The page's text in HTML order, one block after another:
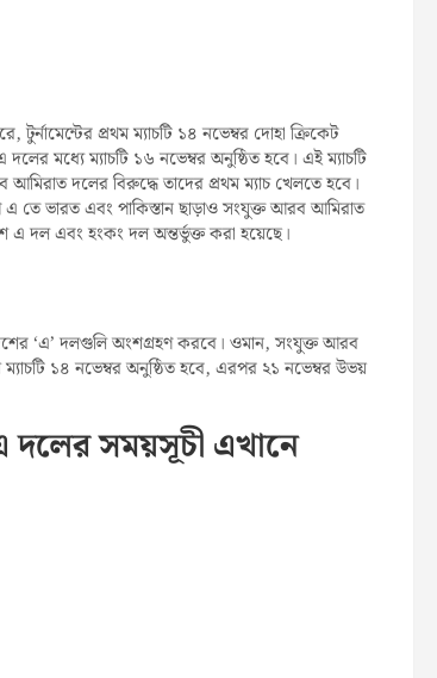
প্রথম ম্যাচটি ১৪ নভেম্বর দোহা ক্রিকেট
মধ্যে ম্যাচটি ১৬ নভেম্বর অনুষ্ঠিত হবে। এই ম্যাচটি
দলের বিরুদ্ধে তাদের প্রথম ম্যাচ খেলতে হবে।
তে ভারত এবং পাকিস্তান ছাড়াও সংযুক্ত আরব আমিরাত
এ দল এবং হংকং দল অন্তর্ভুক্ত করা হয়েছে।
‘এ’ দলগুলি অংশগ্রহণ করবে। ওমান, সংযুক্ত আরব
ম্যাচটি ১৪ নভেম্বর অনুষ্ঠিত হবে, এরপর ২১ নভেম্বর উভয়
দলের সময়সূচী এখানে